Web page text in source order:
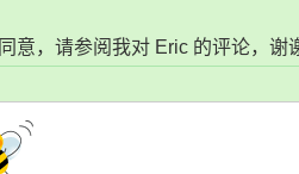
同意，请参阅我对 Eric 的评论，谢